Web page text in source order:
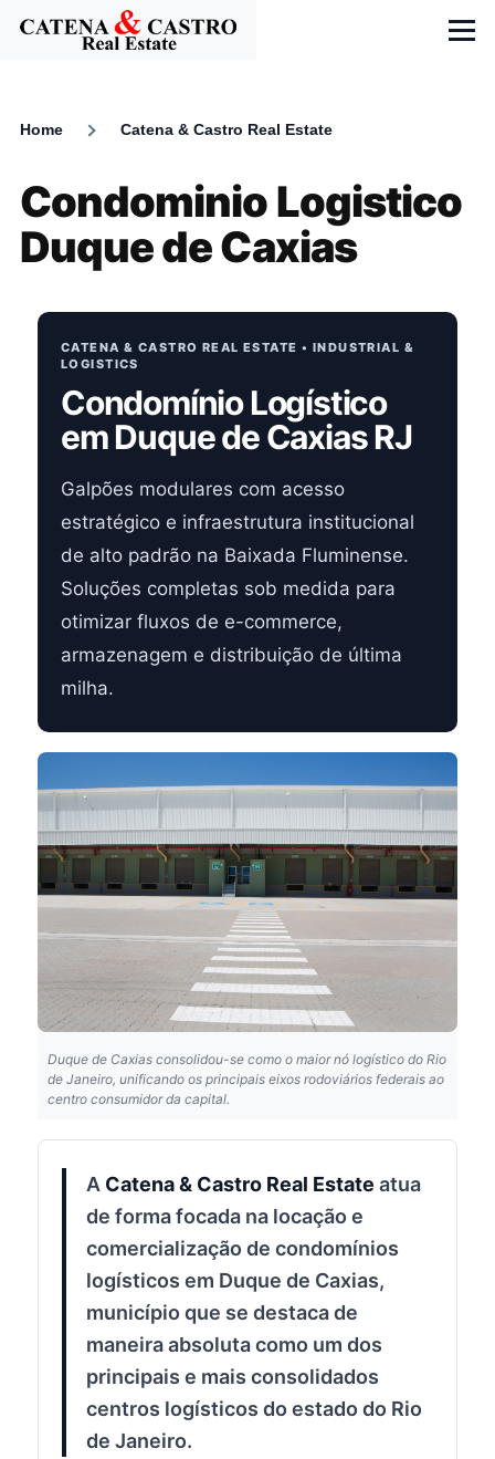
Skip to main content
Menu
Home Catena & Castro Real Estate
Condominio Logistico
Duque de Caxias
CATENA & CASTRO REAL ESTATE • INDUSTRIAL &
LOGISTICS
Condomínio Logístico
em Duque de Caxias RJ
Galpões modulares com acesso
estratégico e infraestrutura institucional
de alto padrão na Baixada Fluminense.
Soluções completas sob medida para
otimizar fluxos de e-commerce,
armazenagem e distribuição de última
milha.
Duque de Caxias consolidou-se como o maior nó logístico do Rio
de Janeiro, unificando os principais eixos rodoviários federais ao
centro consumidor da capital.
A Catena & Castro Real Estate atua
de forma focada na locação e
comercialização de condomínios
logísticos em Duque de Caxias,
município que se destaca de
maneira absoluta como um dos
principais e mais consolidados
centros logísticos do estado do Rio
de Janeiro.